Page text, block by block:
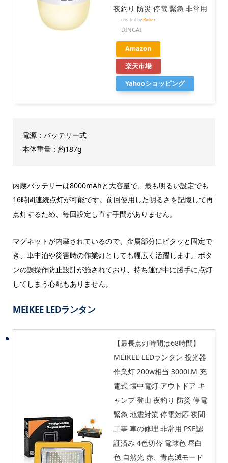
夜釣り 防災 停電 緊急 非常用
created byRinker
DINGAI
Amazon
楽天市場
Yahooショッピング
電源：バッテリー式
本体重量：約187g
内蔵バッテリーは8000mAhと大容量で、最も明るい設定でも
16時間連続点灯が可能です。前回使用した明るさを記憶して再
点灯するため、毎回設定し直す手間がありません。
マグネットが内蔵されているので、金属部分にピタッと固定で
き、車中泊や災害時の作業灯としても幅広く活躍します。ボタ
ンの誤操作防止設計が施されており、持ち運び中に勝手に点灯
してしまう心配もありません。
MEIKEE LEDランタン
【最長点灯時間は68時間】
MEIKEE LEDランタン 投光器
作業灯 200w相当 3000LM 充
電式 懐中電灯 アウトドア キ
ャンプ 登山 夜釣り 防災 停電
緊急 地震対策 停電対応 夜間
工事 車の修理 非常用 PSE認
証済み 4色切替 電球色 昼白
色 自然光 赤、青点滅モード